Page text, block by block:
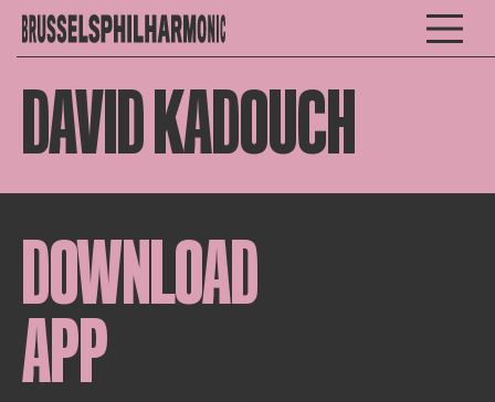
DAVID KADOUCH
DOWNLOAD
APP